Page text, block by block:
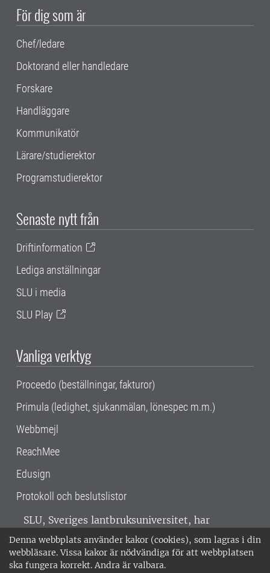
Denna webbplats använder kakor (cookies), som lagras i din
webbläsare. Vissa kakor är nödvändiga för att webbplatsen
ska fungera korrekt. Andra är valbara.
För dig som är
Chef/ledare
Doktorand eller handledare
Forskare
Handläggare
Kommunikatör
Lärare/studierektor
Programstudierektor
Senaste nytt från
Driftinformation
Lediga anställningar
SLU i media
SLU Play
Vanliga verktyg
Proceedo (beställningar, fakturor)
Primula (ledighet, sjukanmälan, lönespec m.m.)
Webbmejl
ReachMee
Edusign
Protokoll och beslutslistor
SLU, Sveriges lantbruksuniversitet, har
verksamhet över hela Sverige. Huvudorter är
Alnarp, Uppsala och Umeå.SLU är
miljöcertifierat enligt ISO 14001. •